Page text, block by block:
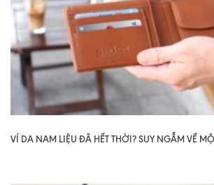
VÍ DA NAM LIỆU ĐÃ HẾT THỜI? SUY NGẪM VỀ